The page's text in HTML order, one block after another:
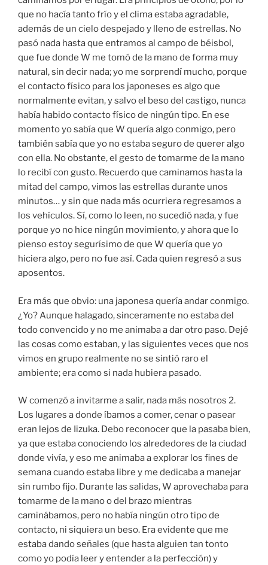
que no hacía tanto frío y el clima estaba agradable,
además de un cielo despejado y lleno de estrellas. No
pasó nada hasta que entramos al campo de béisbol,
que fue donde W me tomó de la mano de forma muy
natural, sin decir nada; yo me sorprendí mucho, porque
el contacto físico para los japoneses es algo que
normalmente evitan, y salvo el beso del castigo, nunca
había habido contacto físico de ningún tipo. En ese
momento yo sabía que W quería algo conmigo, pero
también sabía que yo no estaba seguro de querer algo
con ella. No obstante, el gesto de tomarme de la mano
lo recibí con gusto. Recuerdo que caminamos hasta la
mitad del campo, vimos las estrellas durante unos
minutos… y sin que nada más ocurriera regresamos a
los vehículos. Sí, como lo leen, no sucedió nada, y fue
porque yo no hice ningún movimiento, y ahora que lo
pienso estoy segurísimo de que W quería que yo
hiciera algo, pero no fue así. Cada quien regresó a sus
aposentos.
Era más que obvio: una japonesa quería andar conmigo.
¿Yo? Aunque halagado, sinceramente no estaba del
todo convencido y no me animaba a dar otro paso. Dejé
las cosas como estaban, y las siguientes veces que nos
vimos en grupo realmente no se sintió raro el
ambiente; era como si nada hubiera pasado.
W comenzó a invitarme a salir, nada más nosotros 2.
Los lugares a donde íbamos a comer, cenar o pasear
eran lejos de Iizuka. Debo reconocer que la pasaba bien,
ya que estaba conociendo los alrededores de la ciudad
donde vivía, y eso me animaba a explorar los fines de
semana cuando estaba libre y me dedicaba a manejar
sin rumbo fijo. Durante las salidas, W aprovechaba para
tomarme de la mano o del brazo mientras
caminábamos, pero no había ningún otro tipo de
contacto, ni siquiera un beso. Era evidente que me
estaba dando señales (que hasta alguien tan tonto
como yo podía leer y entender a la perfección) y